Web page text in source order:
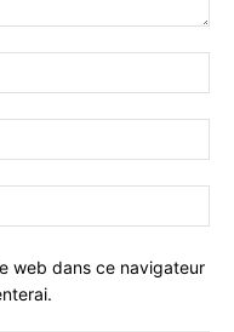
web dans ce navigateur